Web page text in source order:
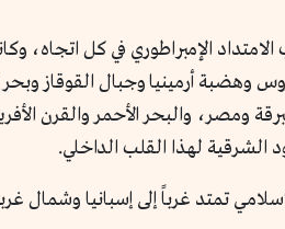
الإمبراطوري في كل اتجاه،
وهضبة أرمينيا وجبال القوقاز
ومصر، والبحر الأحمر والقرن
الشرقية لهذا القلب الداخلي.
تمتد غرباً إلى إسبانيا وشمال